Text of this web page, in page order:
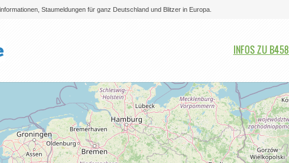
Staumeldungen für ganz Deutschland und Blitzer in Europa.
Bitte auswählen
INFOS ZU B458